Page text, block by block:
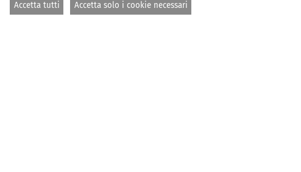
Accetta tutti Accetta solo i cookie necessari